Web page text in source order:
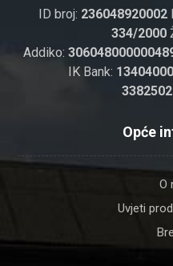
ID broj: 236048920002
334/2000
Addiko:
IK Bank:
Opće
O
Uvjeti